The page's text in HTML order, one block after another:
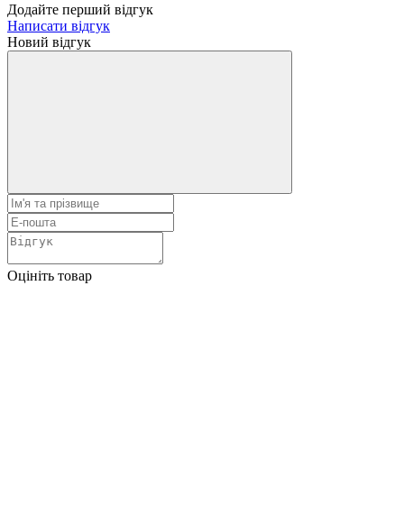
Додайте перший відгук
Написати відгук
Новий відгук
Оцініть товар